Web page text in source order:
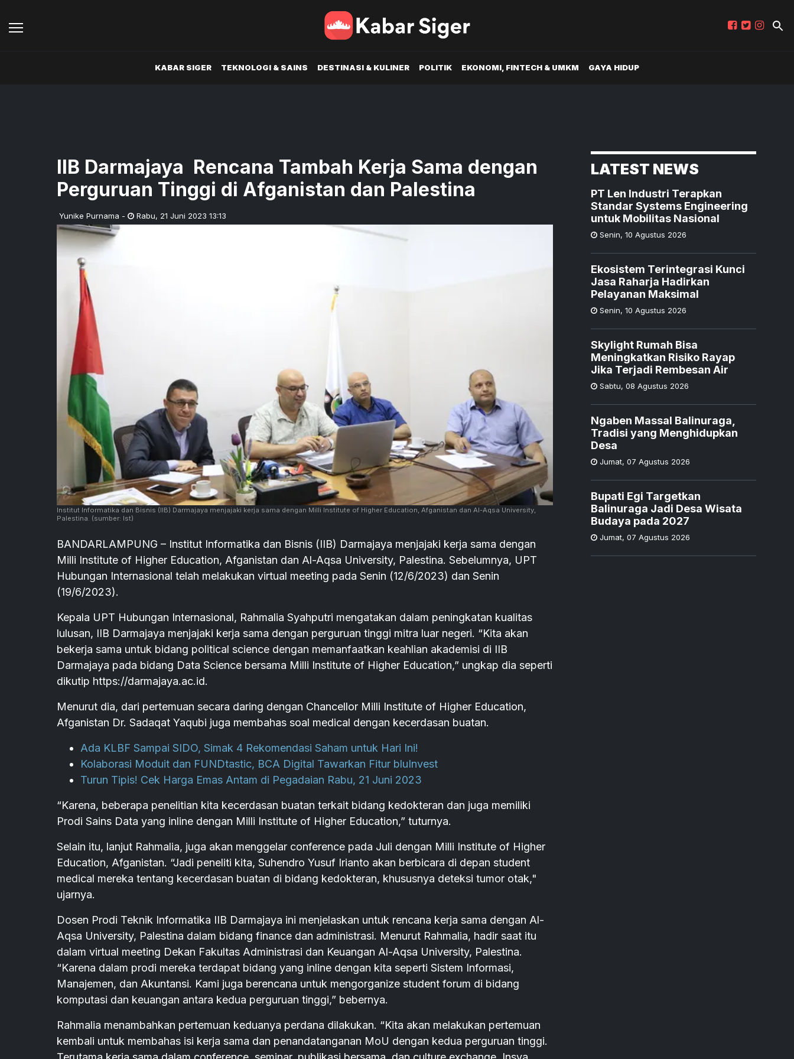
KABAR SIGER TEKNOLOGI & SAINS DESTINASI & KULINER POLITIK EKONOMI, FINTECH & UMKM GAYA HIDUP
IIB Darmajaya Rencana Tambah Kerja Sama dengan
Perguruan Tinggi di Afganistan dan Palestina
Yunike Purnama - Rabu, 21 Juni 2023 13:13
Institut Informatika dan Bisnis (IIB) Darmajaya menjajaki kerja sama dengan Milli Institute of Higher Education, Afganistan dan Al-Aqsa University,
Palestina. (sumber: Ist)
BANDARLAMPUNG – Institut Informatika dan Bisnis (IIB) Darmajaya menjajaki kerja sama dengan
Milli Institute of Higher Education, Afganistan dan Al-Aqsa University, Palestina. Sebelumnya, UPT
Hubungan Internasional telah melakukan virtual meeting pada Senin (12/6/2023) dan Senin
(19/6/2023).
Kepala UPT Hubungan Internasional, Rahmalia Syahputri mengatakan dalam peningkatan kualitas
lulusan, IIB Darmajaya menjajaki kerja sama dengan perguruan tinggi mitra luar negeri. “Kita akan
bekerja sama untuk bidang political science dengan memanfaatkan keahlian akademisi di IIB
Darmajaya pada bidang Data Science bersama Milli Institute of Higher Education,” ungkap dia seperti
dikutip https://darmajaya.ac.id.
Menurut dia, dari pertemuan secara daring dengan Chancellor Milli Institute of Higher Education,
Afganistan Dr. Sadaqat Yaqubi juga membahas soal medical dengan kecerdasan buatan.
Ada KLBF Sampai SIDO, Simak 4 Rekomendasi Saham untuk Hari Ini!
Kolaborasi Moduit dan FUNDtastic, BCA Digital Tawarkan Fitur bluInvest
Turun Tipis! Cek Harga Emas Antam di Pegadaian Rabu, 21 Juni 2023
“Karena, beberapa penelitian kita kecerdasan buatan terkait bidang kedokteran dan juga memiliki
Prodi Sains Data yang inline dengan Milli Institute of Higher Education,” tuturnya.
Selain itu, lanjut Rahmalia, juga akan menggelar conference pada Juli dengan Milli Institute of Higher
Education, Afganistan. “Jadi peneliti kita, Suhendro Yusuf Irianto akan berbicara di depan student
medical mereka tentang kecerdasan buatan di bidang kedokteran, khususnya deteksi tumor otak,"
ujarnya.
Dosen Prodi Teknik Informatika IIB Darmajaya ini menjelaskan untuk rencana kerja sama dengan Al-
Aqsa University, Palestina dalam bidang finance dan administrasi. Menurut Rahmalia, hadir saat itu
dalam virtual meeting Dekan Fakultas Administrasi dan Keuangan Al-Aqsa University, Palestina.
“Karena dalam prodi mereka terdapat bidang yang inline dengan kita seperti Sistem Informasi,
Manajemen, dan Akuntansi. Kami juga berencana untuk mengorganize student forum di bidang
komputasi dan keuangan antara kedua perguruan tinggi,” bebernya.
Rahmalia menambahkan pertemuan keduanya perdana dilakukan. “Kita akan melakukan pertemuan
kembali untuk membahas isi kerja sama dan penandatanganan MoU dengan kedua perguruan tinggi.
LATEST NEWS
PT Len Industri Terapkan
Standar Systems Engineering
untuk Mobilitas Nasional
Senin, 10 Agustus 2026
Ekosistem Terintegrasi Kunci
Jasa Raharja Hadirkan
Pelayanan Maksimal
Senin, 10 Agustus 2026
Skylight Rumah Bisa
Meningkatkan Risiko Rayap
Jika Terjadi Rembesan Air
Sabtu, 08 Agustus 2026
Ngaben Massal Balinuraga,
Tradisi yang Menghidupkan
Desa
Jumat, 07 Agustus 2026
Bupati Egi Targetkan
Balinuraga Jadi Desa Wisata
Budaya pada 2027
Jumat, 07 Agustus 2026